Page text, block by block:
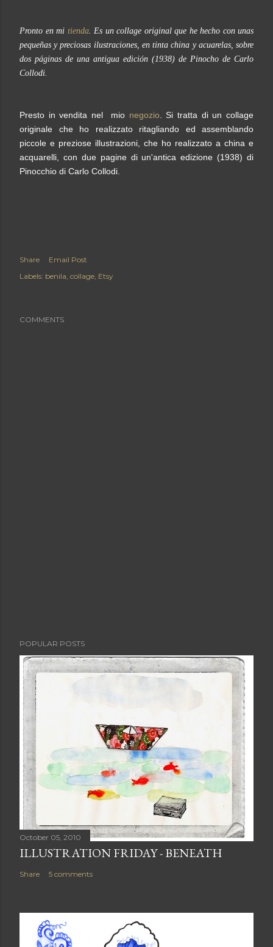
Pronto en mi tienda. Es un collage original que he hecho con unas
pequeñas y preciosas ilustraciones, en tinta china y acuarelas, sobre
dos páginas de una antigua edición (1938) de Pinocho de Carlo
Collodi.
Presto in vendita nel mio negozio . Si tratta di un collage
originale che ho realizzato ritagliando ed assemblando
piccole e preziose illustrazioni, che ho realizzato a china e
acquarelli, con due pagine di un'antica edizione (1938) di
Pinocchio di Carlo Collodi.
Share
Email Post
Labels: benila collage Etsy
COMMENTS
POPULAR POSTS
October 05, 2010
ILLUSTRATION FRIDAY - BENEATH
Share 5 comments